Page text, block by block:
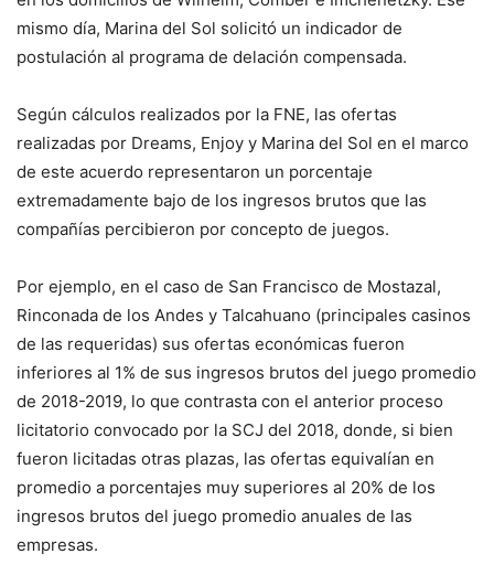
mismo día, Marina del Sol solicitó un indicador de
postulación al programa de delación compensada.
Según cálculos realizados por la FNE, las ofertas
realizadas por Dreams, Enjoy y Marina del Sol en el marco
de este acuerdo representaron un porcentaje
extremadamente bajo de los ingresos brutos que las
compañías percibieron por concepto de juegos.
Por ejemplo, en el caso de San Francisco de Mostazal,
Rinconada de los Andes y Talcahuano (principales casinos
de las requeridas) sus ofertas económicas fueron
inferiores al 1% de sus ingresos brutos del juego promedio
de 2018-2019, lo que contrasta con el anterior proceso
licitatorio convocado por la SCJ del 2018, donde, si bien
fueron licitadas otras plazas, las ofertas equivalían en
promedio a porcentajes muy superiores al 20% de los
ingresos brutos del juego promedio anuales de las
empresas.